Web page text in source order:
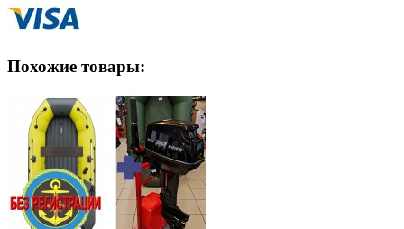
Похожие товары: